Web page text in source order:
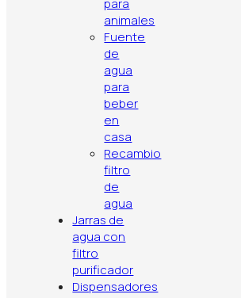
para
animales
Fuente
de
agua
para
beber
en
casa
Recambio
filtro
de
agua
Jarras de
agua con
filtro
purificador
Dispensadores
Cómo elegir el mejor